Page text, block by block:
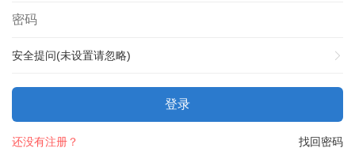
安全提问(未设置请忽略)
登录
找回密码
还没有注册？